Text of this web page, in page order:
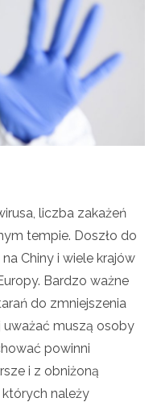
liczba zakażeń
tempie. Doszło do
Chiny i wiele krajów
Bardzo ważne
do zmniejszenia
uważać muszą osoby
powinni
i z obniżoną
których należy